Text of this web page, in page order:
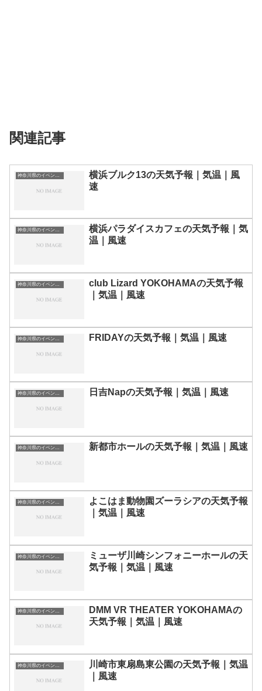
関連記事
神奈川県のイベント会場一覧
横浜ブルク13の天気予報｜気温｜風
速
神奈川県のイベント会場一覧
横浜パラダイスカフェの天気予報｜気
温｜風速
神奈川県のイベント会場一覧
club Lizard YOKOHAMAの天気予報
｜気温｜風速
神奈川県のイベント会場一覧 FRIDAYの天気予報｜気温｜風速
神奈川県のイベント会場一覧 日吉Napの天気予報｜気温｜風速
神奈川県のイベント会場一覧 新都市ホールの天気予報｜気温｜風速
神奈川県のイベント会場一覧
よこはま動物園ズーラシアの天気予報
｜気温｜風速
ミューザ川崎シンフォニーホールの天
気予報｜気温｜風速
DMM VR THEATER YOKOHAMAの
天気予報｜気温｜風速
川崎市東扇島東公園の天気予報｜気温
｜風速